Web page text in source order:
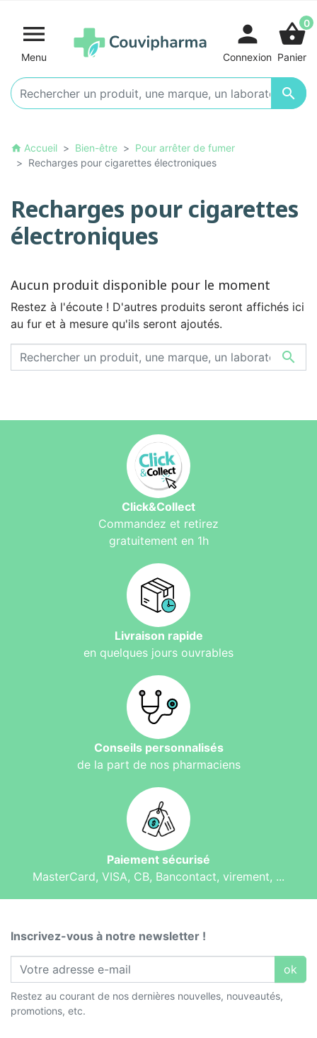

Menu

person
Connexion
shopping_basket0
Panier
home Accueil Bien-être
Pour arrêter de fumer
Recharges pour cigarettes électroniques
Recharges pour cigarettes
électroniques
Aucun produit disponible pour le moment
Restez à l'écoute ! D'autres produits seront affichés ici
au fur et à mesure qu'ils seront ajoutés.

Click&Collect
Commandez et retirez
gratuitement en 1h
Livraison rapide
en quelques jours ouvrables
Conseils personnalisés
de la part de nos pharmaciens
Paiement sécurisé
MasterCard, VISA, CB, Bancontact, virement, ...
Inscrivez-vous à notre newsletter !
ok
Restez au courant de nos dernières nouvelles, nouveautés,
promotions, etc.